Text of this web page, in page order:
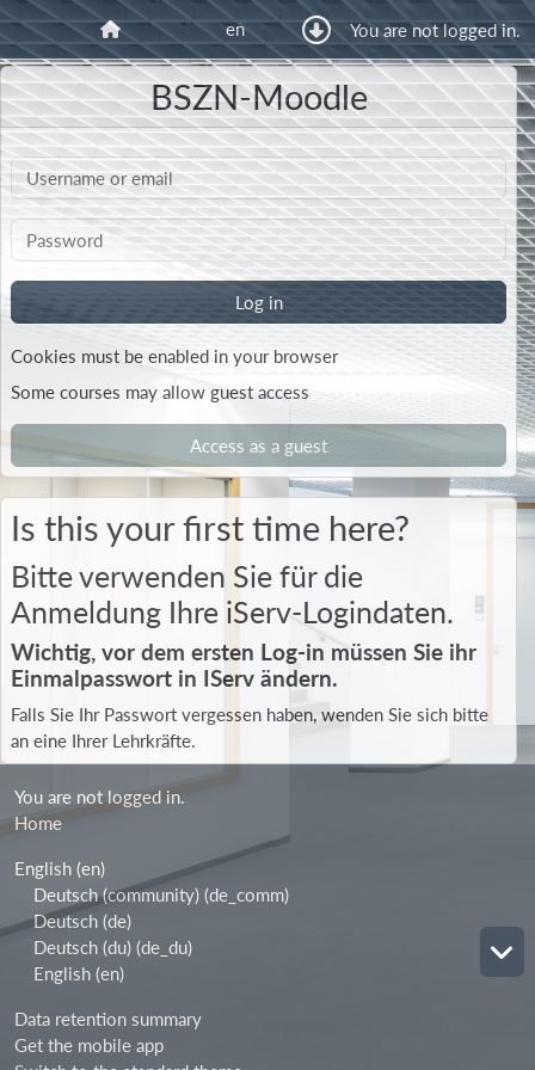
Skip to main content
Home en You are not logged in.
BSZN-Moodle
Username or email
Password
Log in
Cookies must be enabled in your browser
Some courses may allow guest access
Access as a guest
Is this your first time here?
Bitte verwenden Sie für die
Anmeldung Ihre iServ-Logindaten.
Wichtig, vor dem ersten Log-in müssen Sie ihr
Einmalpasswort in IServ ändern.
Falls Sie Ihr Passwort vergessen haben, wenden Sie sich bitte
an eine Ihrer Lehrkräfte.
You are not logged in.
Home
English ‎(en)‎
Deutsch (community) ‎(de_comm)‎
Deutsch ‎(de)‎
Deutsch (du) ‎(de_du)‎
English ‎(en)‎
Data retention summary
Get the mobile app